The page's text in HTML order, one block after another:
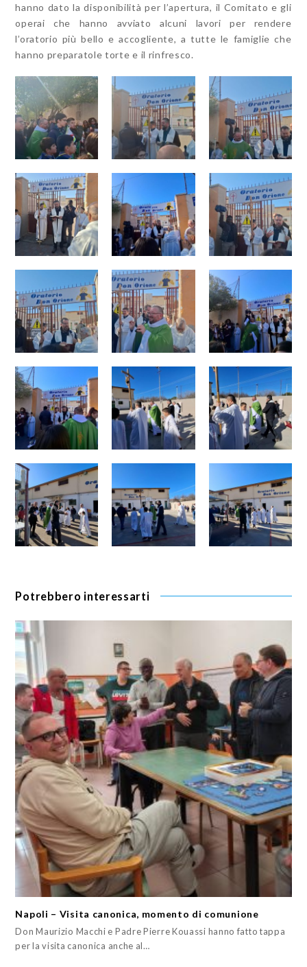
hanno dato la disponibilità per l’apertura, il Comitato e gli
operai che hanno avviato alcuni lavori per rendere
l’oratorio più bello e accogliente, a tutte le famiglie che
hanno preparatole torte e il rinfresco.
Potrebbero interessarti
Napoli – Visita canonica, momento di comunione
Don Maurizio Macchi e Padre Pierre Kouassi hanno fatto tappa
per la visita canonica anche al…